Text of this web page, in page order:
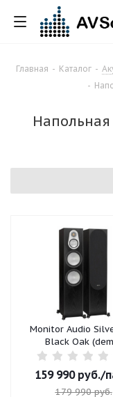
Главная - Каталог -
-
Monitor Audio
Black Oak
159 990руб./
179 990руб.